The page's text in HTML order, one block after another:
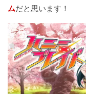
ムだと思います！